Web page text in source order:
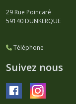
29 Rue Poincaré
59140 DUNKERQUE
Téléphone
Suivez nous